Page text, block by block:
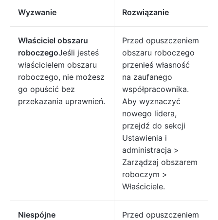
Wyzwanie Rozwiązanie
Właściciel obszaru
roboczegoJeśli jesteś
właścicielem obszaru
roboczego, nie możesz
go opuścić bez
przekazania uprawnień.
Przed opuszczeniem
obszaru roboczego
przenieś własność
na zaufanego
współpracownika.
Aby wyznaczyć
nowego lidera,
przejdź do sekcji
Ustawienia i
administracja >
Zarządzaj obszarem
roboczym >
Właściciele.
Niespójne
Przed opuszczeniem